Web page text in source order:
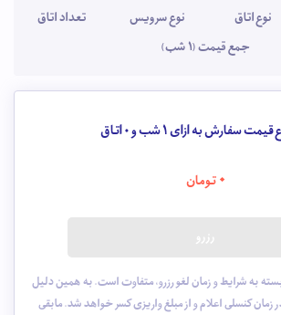
نوع اتاق نوع سرویس
تعداد اتاق
جمع قیمت (1 شب)
سفارش به ازای 1 شب و 0اتاق
0تومان
به شرایط و زمان لغو رزرو، متفاوت است. به همین دلیل
زمان کنسلی اعلام و از مبلغ واریزی کسر خواهد شد. مابقی